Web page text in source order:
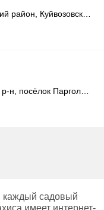
каждый садовый
имеет интернет-